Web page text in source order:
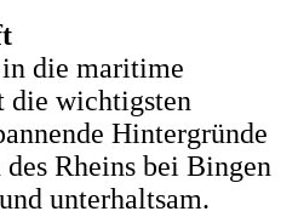
die maritime
die wichtigsten
Hintergründe
Rheins bei Bingen
unterhaltsam.